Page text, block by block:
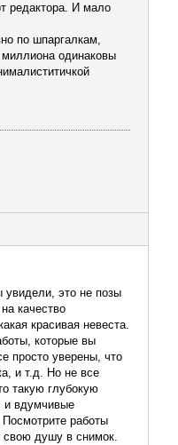
редактора. И мало
по шпаргалкам,
одинаковы
это не позы
качество
красивая невеста.
которые вы
просто уверены, что
и т.д. Но не все
такую глубокую
и вдумчивые
работы
свою душу в снимок.